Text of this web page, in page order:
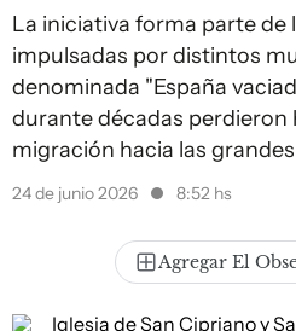
La iniciativa forma parte de
impulsadas por distintos
denominada "España
durante décadas perdieron
migración hacia las
24 de junio 2026 8:52 hs
Agregar El